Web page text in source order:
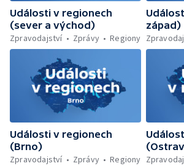
Události v regionech
(sever a východ)
Zpravodajství
Zprávy Regiony
západ)
Události v regionech
(Brno)
Zpravodajství
Zprávy Regiony